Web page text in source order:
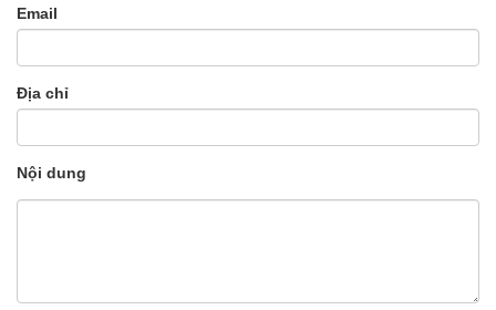
Email
Địa chỉ
Nội dung